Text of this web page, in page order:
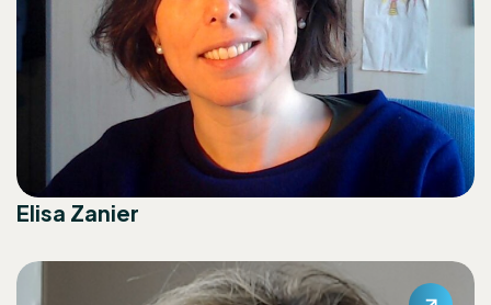
Elisa Zanier